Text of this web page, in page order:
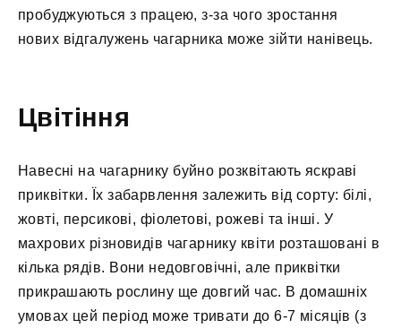
пробуджуються з працею, з-за чого зростання
нових відгалужень чагарника може зійти нанівець.
Цвітіння
Навесні на чагарнику буйно розквітають яскраві
приквітки. Їх забарвлення залежить від сорту: білі,
жовті, персикові, фіолетові, рожеві та інші. У
махрових різновидів чагарнику квіти розташовані в
кілька рядів. Вони недовговічні, але приквітки
прикрашають рослину ще довгий час. В домашніх
умовах цей період може тривати до 6-7 місяців (з